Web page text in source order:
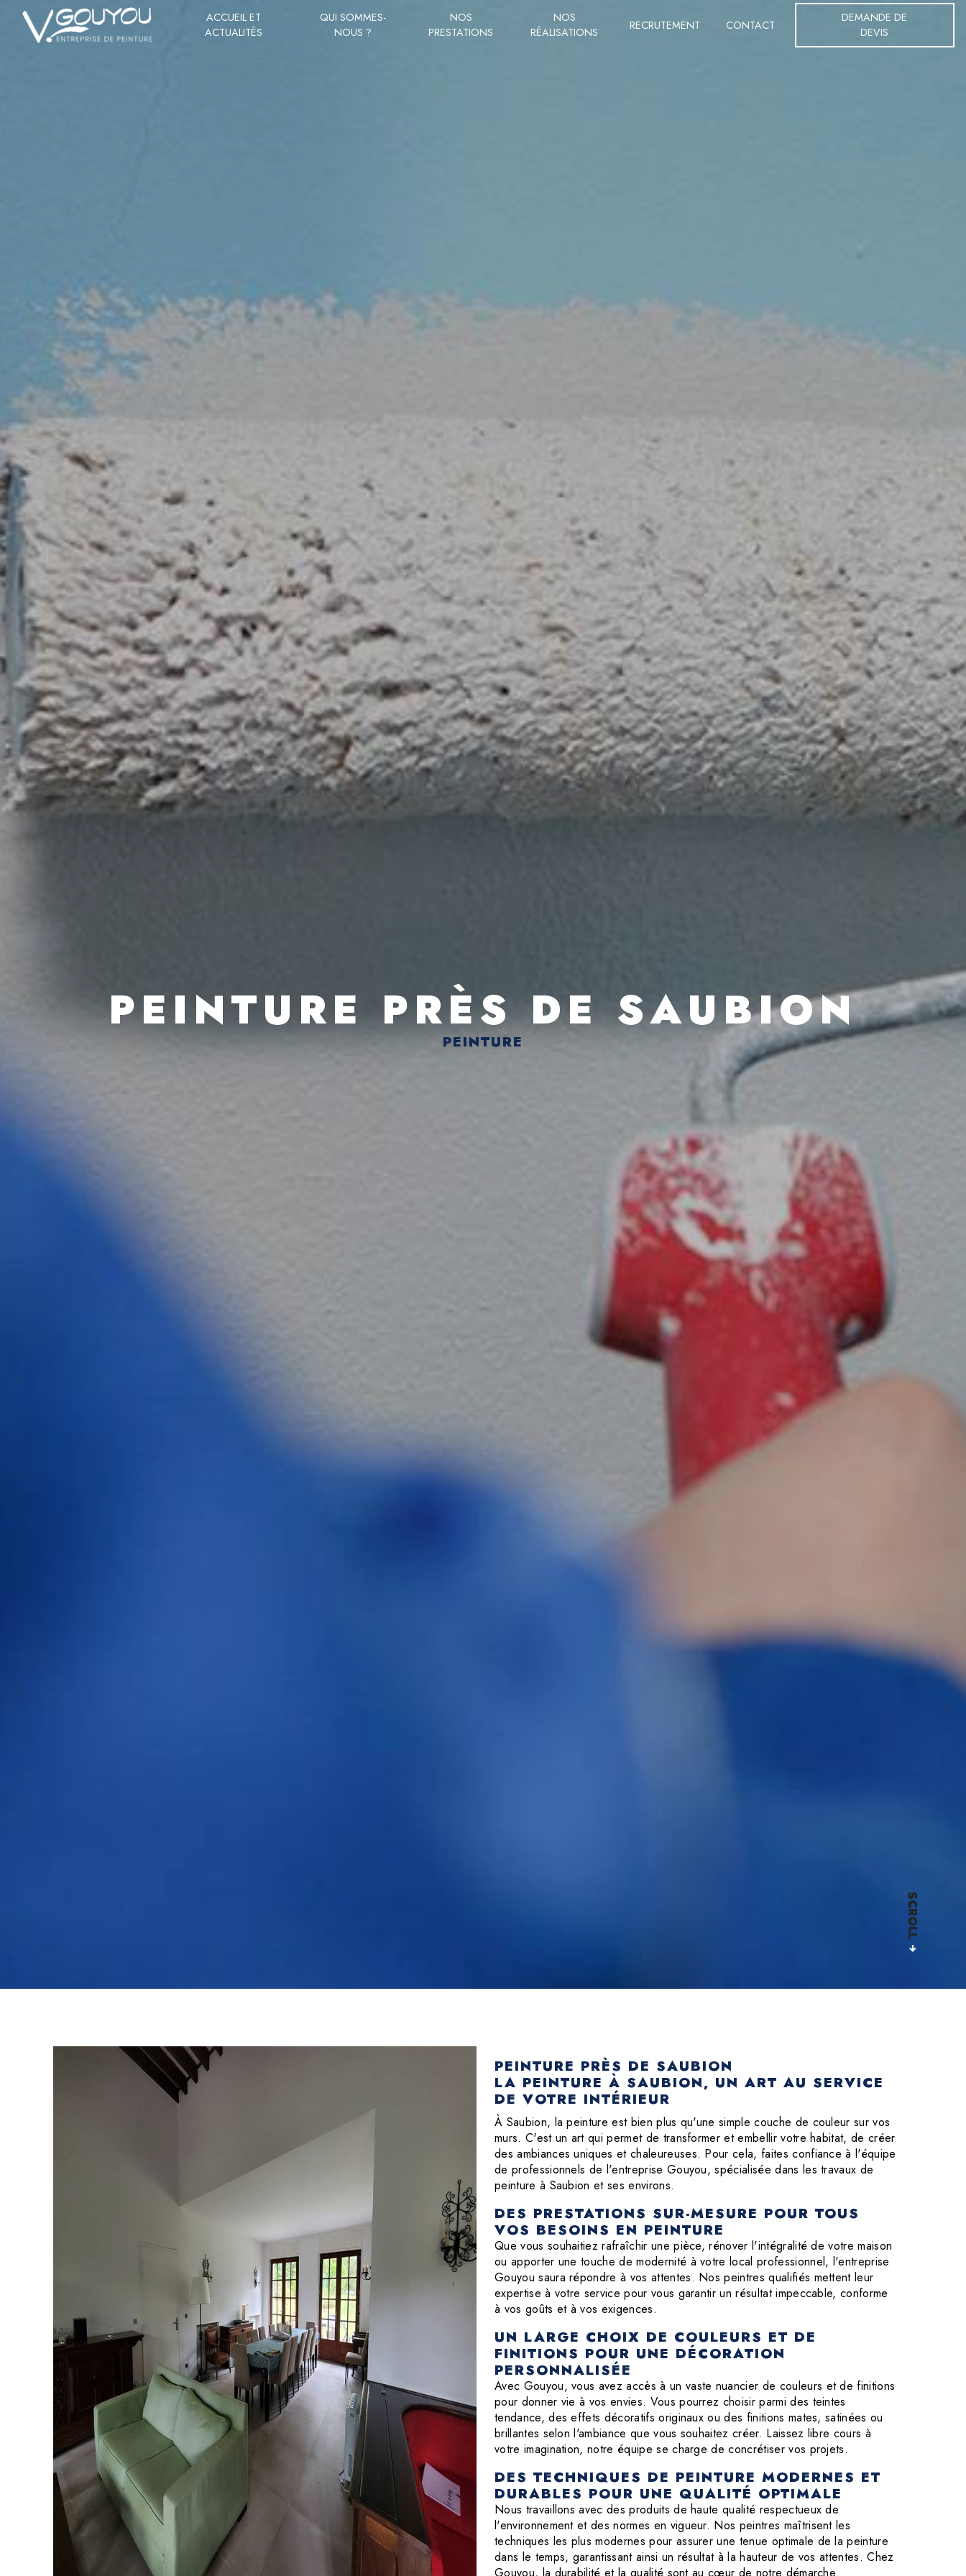
ACCUEIL ET
ACTUALITÉS
QUI SOMMES-
NOUS ?
NOS
PRESTATIONS
NOS
RÉALISATIONS
RECRUTEMENT CONTACT
DEMANDE DE
DEVIS
PEINTURE PRÈS DE SAUBION
PEINTURE
SCROLL
PEINTURE PRÈS DE SAUBION
LA PEINTURE À SAUBION, UN ART AU SERVICE
DE VOTRE INTÉRIEUR
À Saubion, la peinture est bien plus qu'une simple couche de couleur sur vos
murs. C'est un art qui permet de transformer et embellir votre habitat, de créer
des ambiances uniques et chaleureuses. Pour cela, faites confiance à l'équipe
de professionnels de l'entreprise Gouyou, spécialisée dans les travaux de
peinture à Saubion et ses environs.
DES PRESTATIONS SUR-MESURE POUR TOUS
VOS BESOINS EN PEINTURE
Que vous souhaitiez rafraîchir une pièce, rénover l'intégralité de votre maison
ou apporter une touche de modernité à votre local professionnel, l'entreprise
Gouyou saura répondre à vos attentes. Nos peintres qualifiés mettent leur
expertise à votre service pour vous garantir un résultat impeccable, conforme
à vos goûts et à vos exigences.
UN LARGE CHOIX DE COULEURS ET DE
FINITIONS POUR UNE DÉCORATION
PERSONNALISÉE
Avec Gouyou, vous avez accès à un vaste nuancier de couleurs et de finitions
pour donner vie à vos envies. Vous pourrez choisir parmi des teintes
tendance, des effets décoratifs originaux ou des finitions mates, satinées ou
brillantes selon l'ambiance que vous souhaitez créer. Laissez libre cours à
votre imagination, notre équipe se charge de concrétiser vos projets.
DES TECHNIQUES DE PEINTURE MODERNES ET
DURABLES POUR UNE QUALITÉ OPTIMALE
Nous travaillons avec des produits de haute qualité respectueux de
l'environnement et des normes en vigueur. Nos peintres maîtrisent les
techniques les plus modernes pour assurer une tenue optimale de la peinture
dans le temps, garantissant ainsi un résultat à la hauteur de vos attentes. Chez
Gouyou, la durabilité et la qualité sont au cœur de notre démarche.
Panneau de gestion des cookies